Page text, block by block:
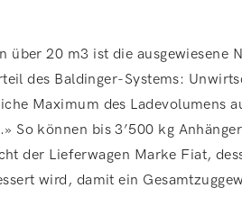
über 20 m3 ist die ausgewiesene
des Baldinger-Systems:
Maximum des Ladevolumens
So können bis 3’500 kg
der Lieferwagen Marke Fiat,
wird, damit ein